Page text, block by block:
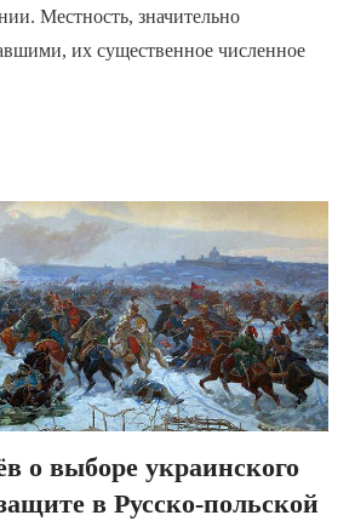
Местность, значительно
их существенное численное
о выборе украинского
в Русско-польской